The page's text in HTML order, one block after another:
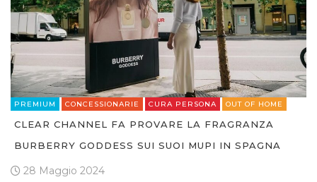
PREMIUM CONCESSIONARIE CURA PERSONA OUT OF HOME
CLEAR CHANNEL FA PROVARE LA FRAGRANZA
BURBERRY GODDESS SUI SUOI MUPI IN SPAGNA
28 Maggio 2024